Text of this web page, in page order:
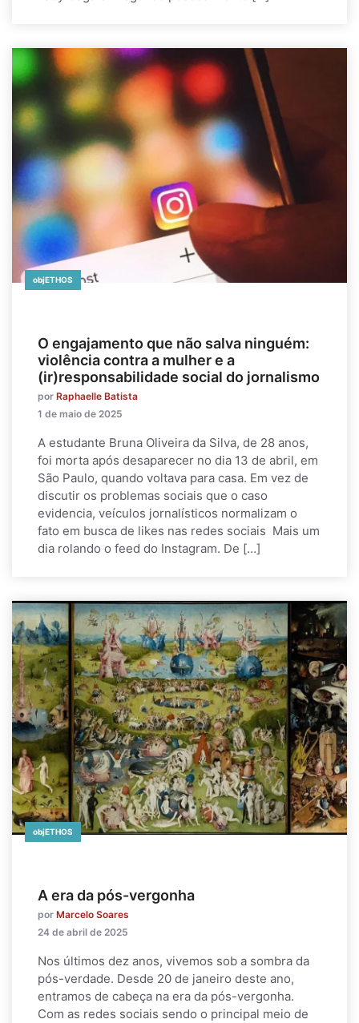
objETHOS
O engajamento que não salva ninguém:
violência contra a mulher e a
(ir)responsabilidade social do jornalismo
por Raphaelle Batista
1 de maio de 2025
A estudante Bruna Oliveira da Silva, de 28 anos,
foi morta após desaparecer no dia 13 de abril, em
São Paulo, quando voltava para casa. Em vez de
discutir os problemas sociais que o caso
evidencia, veículos jornalísticos normalizam o
fato em busca de likes nas redes sociais Mais um
dia rolando o feed do Instagram. De […]
objETHOS
A era da pós-vergonha
por Marcelo Soares
24 de abril de 2025
Nos últimos dez anos, vivemos sob a sombra da
pós-verdade. Desde 20 de janeiro deste ano,
entramos de cabeça na era da pós-vergonha.
Com as redes sociais sendo o principal meio de